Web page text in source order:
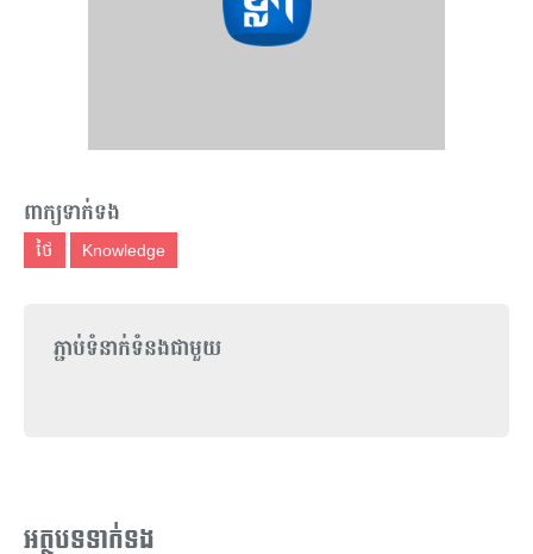
ពាក្យទាក់ទង
ថៃ Knowledge
ភ្ជាប់ទំនាក់ទំនងជាមួយ
អត្ថបទទាក់ទង